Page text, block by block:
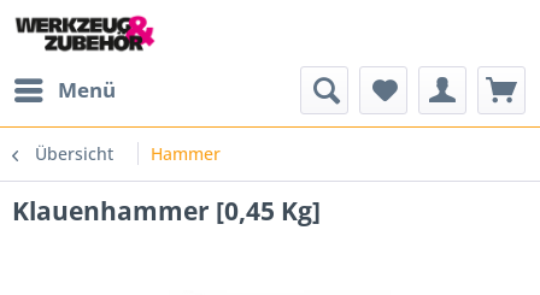
Menü
Übersicht Hammer
Klauenhammer [0,45 Kg]